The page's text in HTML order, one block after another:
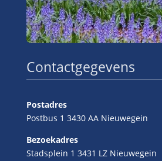
Contactgegevens
Postadres
Postbus 1 3430 AA Nieuwegein
Bezoekadres
Stadsplein 1 3431 LZ Nieuwegein